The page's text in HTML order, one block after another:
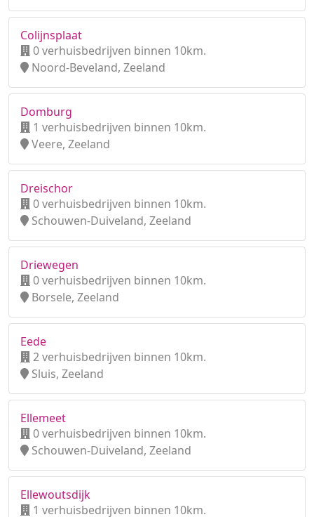
Colijnsplaat
0 verhuisbedrijven binnen 10km.
Noord-Beveland, Zeeland
Domburg
1 verhuisbedrijven binnen 10km.
Veere, Zeeland
Dreischor
0 verhuisbedrijven binnen 10km.
Schouwen-Duiveland, Zeeland
Driewegen
0 verhuisbedrijven binnen 10km.
Borsele, Zeeland
Eede
2 verhuisbedrijven binnen 10km.
Sluis, Zeeland
Ellemeet
0 verhuisbedrijven binnen 10km.
Schouwen-Duiveland, Zeeland
Ellewoutsdijk
1 verhuisbedrijven binnen 10km.